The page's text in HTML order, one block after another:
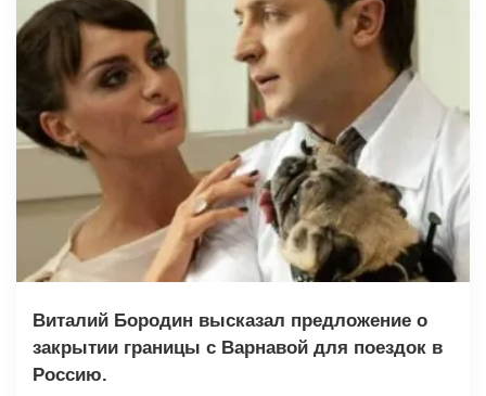
Виталий Бородин высказал предложение о
закрытии границы с Варнавой для поездок в
Россию.